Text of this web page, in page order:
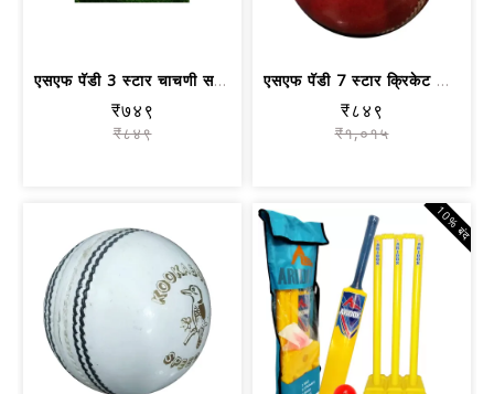
एसएफ पॅडी 3 स्टार चाचणी सराव क्रिकेट ...
₹७४९
₹८४९
एसएफ पॅडी 7 स्टार क्रिकेट बॉल रेड स्प...
₹८४९
₹१,०१५
10% बंद